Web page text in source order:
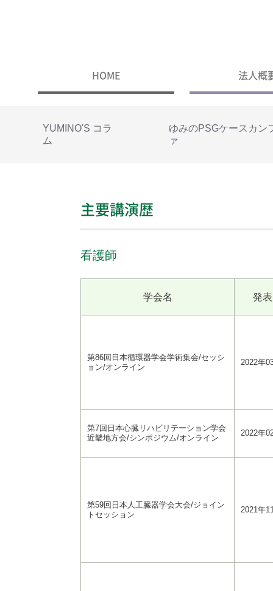
HOME 法人概
YUMINO'S コラ
ム
ゆみのPSGケースカン
ァ
主要講演歴
看護師
学会名 発
第86回日本循環器学会学術集会/セッシ
ョン/オンライン
2022年
第7回日本心臓リハビリテーション学会
近畿地方会/シンポジウム/オンライン
2022年
第59回日本人工臓器学会大会/ジョイン
トセッション
2021年